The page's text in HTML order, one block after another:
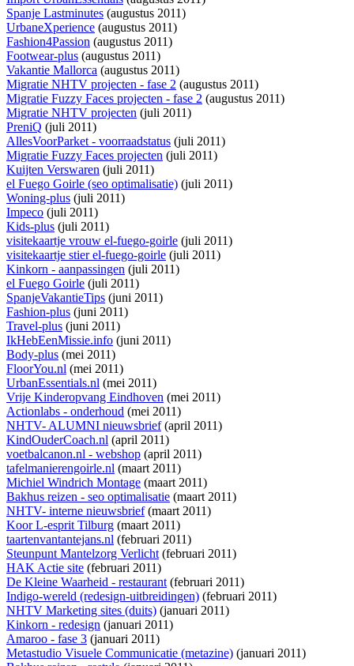
Spanje Lastminutes (augustus 2011)
UrbaneXperience (augustus 2011)
Fashion4Passion (augustus 2011)
Footwear-plus (augustus 2011)
Vakantie Mallorca (augustus 2011)
Migratie NHTV projecten - fase 2 (augustus 2011)
Migratie Fuzzy Faces projecten - fase 2 (augustus 2011)
Migratie NHTV projecten (juli 2011)
PreniQ (juli 2011)
AllesVoorParket - voorraadstatus (juli 2011)
Migratie Fuzzy Faces projecten (juli 2011)
Kuijten Verswaren (juli 2011)
el Fuego Goirle (seo optimalisatie) (juli 2011)
Woning-plus (juli 2011)
Impeco (juli 2011)
Kids-plus (juli 2011)
visitekaartje vrouw el-fuego-goirle (juli 2011)
visitekaartje stier el-fuego-goirle (juli 2011)
Kinkorn - aanpassingen (juli 2011)
el Fuego Goirle (juli 2011)
SpanjeVakantieTips (juni 2011)
Fashion-plus (juni 2011)
Travel-plus (juni 2011)
IkHebEenMissie.info (juni 2011)
Body-plus (mei 2011)
FloorYou.nl (mei 2011)
UrbanEssentials.nl (mei 2011)
Vrije Kinderopvang Eindhoven (mei 2011)
Actionlabs - onderhoud (mei 2011)
NHTV- ALUMNI nieuwsbrief(april 2011)
KindOuderCoach.nl (april 2011)
voetbalcanon.nl - webshop (april 2011)
tafelmanierengoirle.nl (maart 2011)
Michiel Windrich Montage (maart 2011)
Bakhus reizen - seo optimalisatie (maart 2011)
NHTV- interne nieuwsbrief(maart 2011)
Koor L-esprit Tilburg (maart 2011)
taartenvantantejans.nl (februari 2011)
Steunpunt Mantelzorg Verlicht(februari 2011)
HAK Actie site (februari 2011)
De Kleine Waarheid - restaurant(februari 2011)
Indigo-wereld (redesign-uitbreidingen) (februari 2011)
NHTV Marketing sites (duits) (januari 2011)
Kinkorn - redesign (januari 2011)
Amaroo - fase 3 (januari 2011)
Metastudio Visuele Communicatie (metazine) (januari 2011)